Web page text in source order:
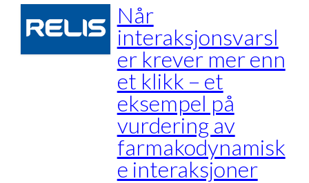
Når
interaksjonsvarsl
er krever mer enn
et klikk – et
eksempel på
vurdering av
farmakodynamisk
e interaksjoner